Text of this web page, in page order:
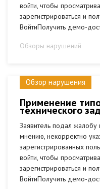
войти, чтобы
зарегистрироваться и
ВойтиПолучить демо-
Обзоры нарушений
Обзор нарушения
Применение
технического
Заявитель подал жалобу
мнению, некорректно
зарегистрированных
войти, чтобы
зарегистрироваться и
ВойтиПолучить демо-